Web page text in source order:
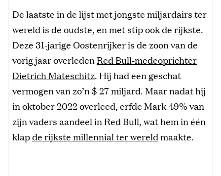
De laatste in de lijst met jongste miljardairs ter
wereld is de oudste, en met stip ook de rijkste.
Deze 31-jarige Oostenrijker is de zoon van de
vorig jaar overledenRed Bull-medeoprichter
Dietrich Mateschitz. Hij had een geschat
vermogen van zo’n $ 27 miljard. Maar nadat hij
in oktober 2022 overleed, erfde Mark 49% van
zijn vaders aandeel in Red Bull, wat hem in één
klapde rijkste millennial ter wereldmaakte.